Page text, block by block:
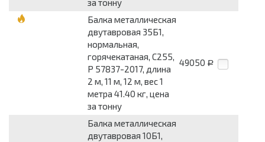
за тонну
Балка металлическая
двутавровая 35Б1,
нормальная,
горячекатаная, С255,
Р 57837-2017, длина
2 м, 11 м, 12 м, вес 1
метра 41.40 кг, цена
за тонну
49050 Р
Балка металлическая
двутавровая 10Б1,